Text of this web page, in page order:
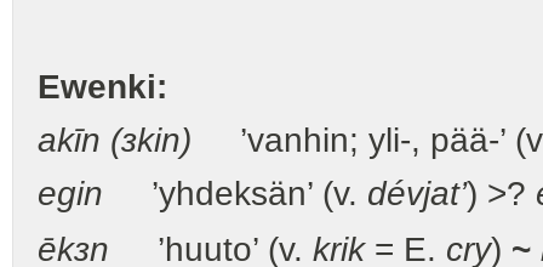
Ewenki:
akīn (зkin) ’vanhin; yli-, pää-’
egin ’yhdeksän’ (v. dévjat’) >?
ēkзn ’huuto’ (v. krik= E. cry) ~